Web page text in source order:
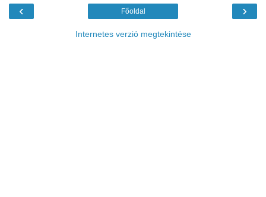
‹ ›
Főoldal
Internetes verzió megtekintése